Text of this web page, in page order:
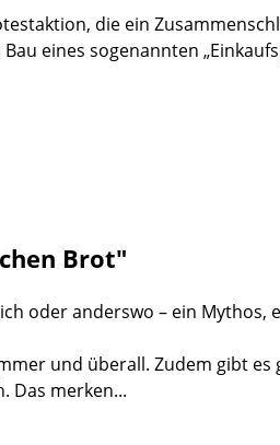
die ein
eines sogenannten
Brot"
oder anderswo – ein Mythos,
und überall. Zudem gibt
Das merken...